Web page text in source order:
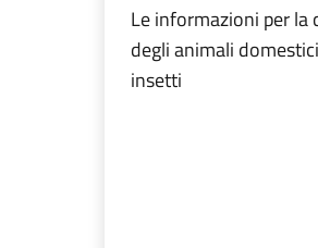
Le informazioni per la
degli animali
insetti